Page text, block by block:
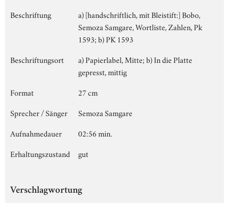
Beschriftung
a) [handschriftlich, mit Bleistift:] Bobo,
Semoza Samgare, Wortliste, Zahlen, Pk
1593; b) PK 1593
Beschriftungsort
a) Papierlabel, Mitte; b) In die Platte
gepresst, mittig
Format
27 cm
Sprecher / Sänger
Semoza Samgare
Aufnahmedauer
02:56 min.
Erhaltungszustand
gut
Verschlagwortung